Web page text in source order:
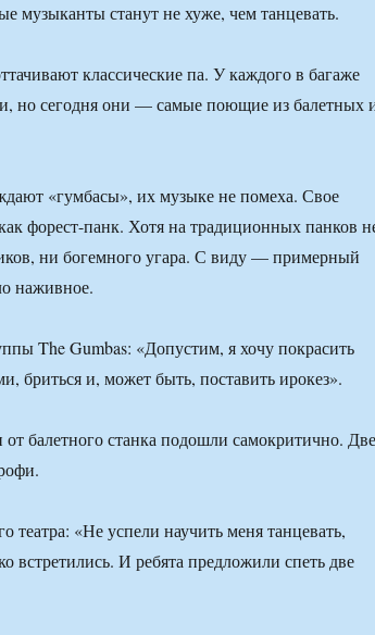
музыканты станут не хуже, чем танцевать.
классические па. У каждого в багаже
но сегодня они — самые поющие из балетных
«гумбасы», их музыке не помеха. Свое
форест-панк. Хотя на традиционных панков
ни богемного угара. С виду — примерный
наживное.
The Gumbas: «Допустим, я хочу покрасить
бриться и, может быть, поставить ирокез».
балетного станка подошли самокритично. Две
театра: «Не успели научить меня танцевать,
встретились. И ребята предложили спеть две